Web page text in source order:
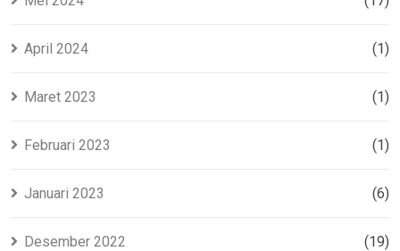
April 2024 (1)
Maret 2023 (1)
Februari 2023 (1)
Januari 2023 (6)
Desember 2022 (19)